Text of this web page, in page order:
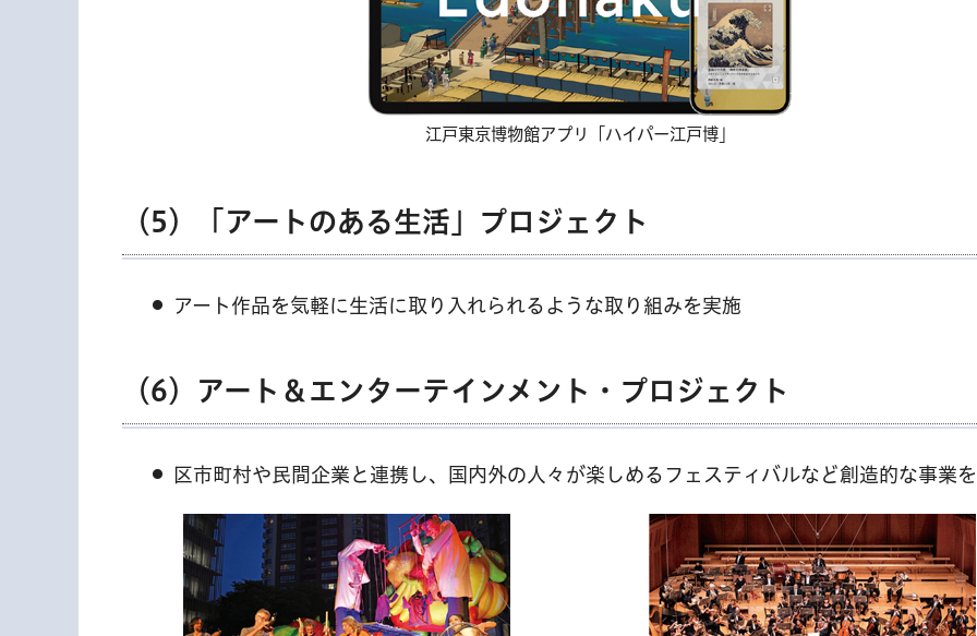
江戸東京博物館アプリ「ハイパー江戸博」
（5）「アートのある生活」プロジェクト
アート作品を気軽に生活に取り入れられるような取り組みを実施
（6）アート＆エンターテインメント・プロジェクト
区市町村や民間企業と連携し、国内外の人々が楽しめるフェスティバルなど創造的な事業